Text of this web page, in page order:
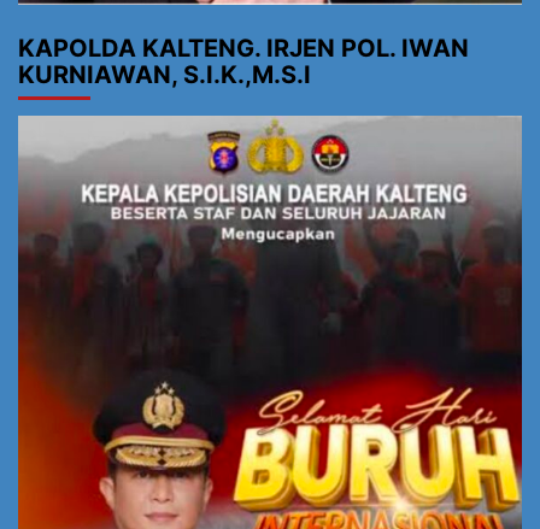
KAPOLDA KALTENG. IRJEN POL. IWAN
KURNIAWAN, S.I.K.,M.S.I